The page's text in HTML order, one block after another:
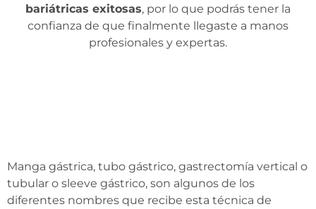
bariátricas exitosas, por lo que podrás tener la
confianza de que finalmente llegaste a manos
profesionales y expertas.
Manga gástrica, tubo gástrico, gastrectomía vertical o
tubular o sleeve gástrico, son algunos de los
diferentes nombres que recibe esta técnica de